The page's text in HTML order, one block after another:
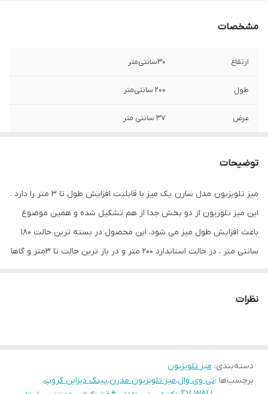
مشخصات
ارتفاع 30سانتی‌متر
طول 200 سانتی‌متر
عرض ۳۷ سانتی متر
تعداد بازشو سه عدد
ابعاد بسته‌بندی 200×۴۰×۳۷سانتی‌متر
توضیحات
میز تلویزیون مدل سارن یک میز با قابلیت افزایش طول تا 3 متر را دارد .
این میز تلوزیون از دو بخش جدا از هم تشکیل شده و همین موضوع
باعث افزایش طول میز می شود. این محصول در بسته ترین حالت 180
سانتی متر ، در حالت استاندارد 200 متر و در باز ترین حالت تا 3متر و گاها
قابلیت محدودیت ابعاد در تغییر دکوراسیون تا حدود زیادی مرتفع کرده
این محصول در رنگ های متنوع ای ارائه میگردد. دقت بفرمایید در
هنگام ثبت سفارش و انتخاب گزینه چند رنگ حتما ترکیب دو رنگ مد
نظرات
دسته‌بندی: میز تلویزیون
برچسب‌ها :تی وی وال،میز تلویزیون مدرن،پینک دیزاین گروپ،